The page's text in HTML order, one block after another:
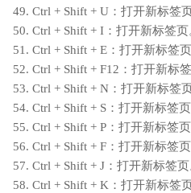
49. Ctrl + Shift + U：打开新标签页
50. Ctrl + Shift + I：打开新标签页
51. Ctrl + Shift + E：打开新标签页
52. Ctrl + Shift + F12：打开新标签
53. Ctrl + Shift + N：打开新标签页
54. Ctrl + Shift + S：打开新标签页
55. Ctrl + Shift + P：打开新标签页
56. Ctrl + Shift + F：打开新标签页
57. Ctrl + Shift + J：打开新标签页
58. Ctrl + Shift + K：打开新标签页